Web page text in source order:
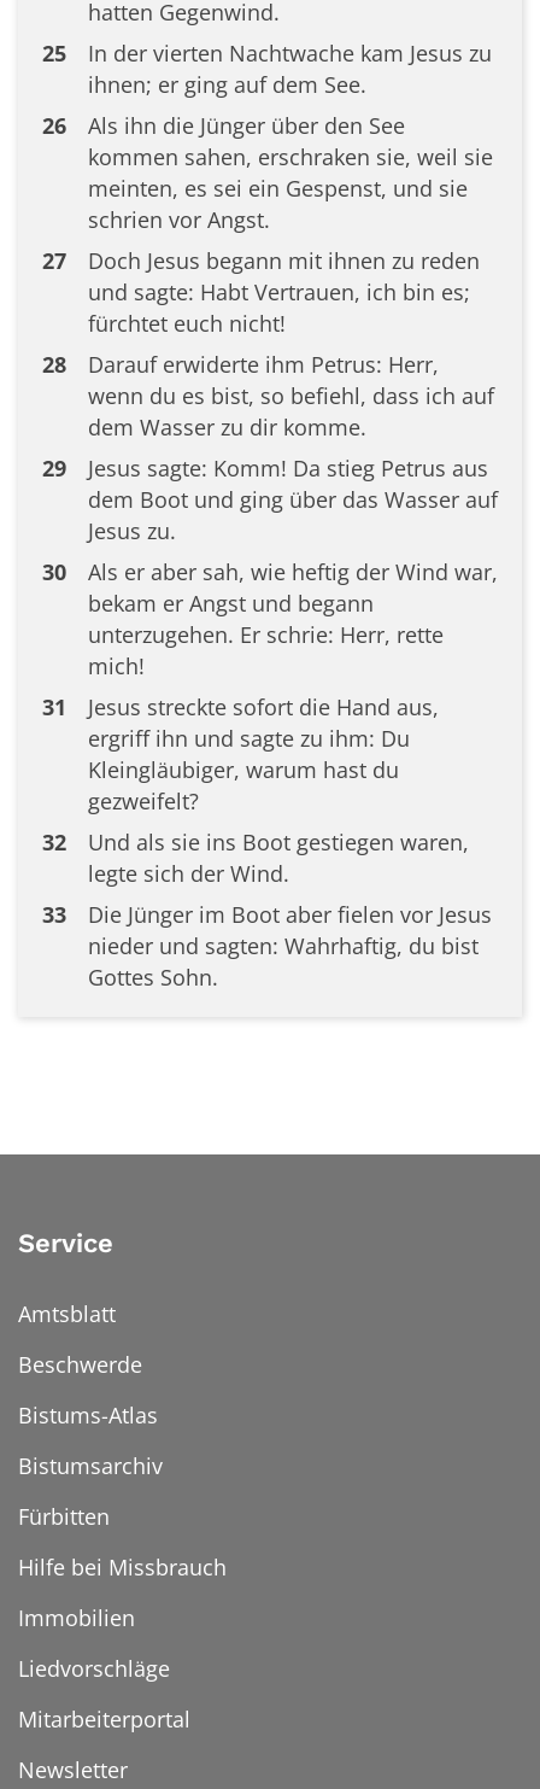
hatten Gegenwind.
25
In der vierten Nachtwache kam Jesus zu
ihnen; er ging auf dem See.
26
Als ihn die Jünger über den See
kommen sahen, erschraken sie, weil sie
meinten, es sei ein Gespenst, und sie
schrien vor Angst.
27
Doch Jesus begann mit ihnen zu reden
und sagte: Habt Vertrauen, ich bin es;
fürchtet euch nicht!
28
Darauf erwiderte ihm Petrus: Herr,
wenn du es bist, so befiehl, dass ich auf
dem Wasser zu dir komme.
29
Jesus sagte: Komm! Da stieg Petrus aus
dem Boot und ging über das Wasser auf
Jesus zu.
30
Als er aber sah, wie heftig der Wind war,
bekam er Angst und begann
unterzugehen. Er schrie: Herr, rette
mich!
31
Jesus streckte sofort die Hand aus,
ergriff ihn und sagte zu ihm: Du
Kleingläubiger, warum hast du
gezweifelt?
32
Und als sie ins Boot gestiegen waren,
legte sich der Wind.
33
Die Jünger im Boot aber fielen vor Jesus
nieder und sagten: Wahrhaftig, du bist
Gottes Sohn.
Service
Amtsblatt
Beschwerde
Bistums-Atlas
Bistumsarchiv
Fürbitten
Hilfe bei Missbrauch
Immobilien
Liedvorschläge
Mitarbeiterportal
Newsletter